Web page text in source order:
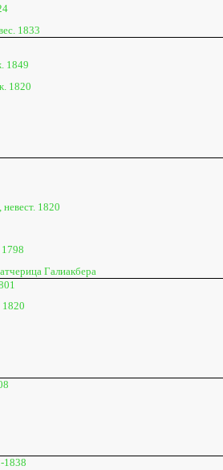
1833
1849
1820
1820
Галиакбера
1820
1838